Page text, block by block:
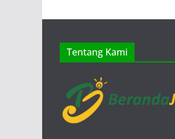
Tentang Kami